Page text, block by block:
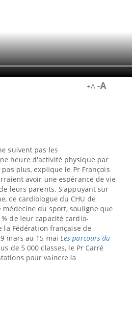
+A -A
suivent pas les
heure d'activité physique par
plus, explique le Pr François
avoir une espérance de vie
leurs parents. S'appuyant sur
ce cardiologue du CHU de
médecine du sport, souligne que
de leur capacité cardio-
la Fédération française de
mars au 15 mai Les parcours du
de 5 000 classes, le Pr Carré
pour vaincre la